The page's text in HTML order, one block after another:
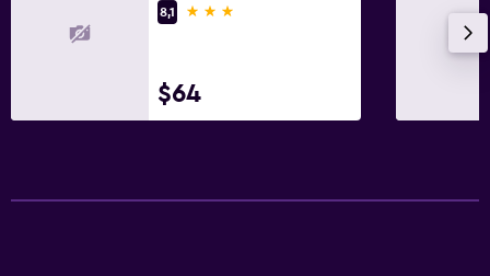
8,1
3 estrellas
$64